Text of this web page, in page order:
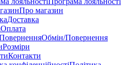
Про магазин
Доставка
Оплата
Обмін/Повернення
Розміри
Контакти